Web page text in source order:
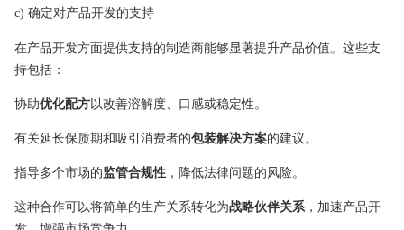
c) 确定对产品开发的支持
在产品开发方面提供支持的制造商能够显著提升产品价值。这些支
持包括：
协助优化配方以改善溶解度、口感或稳定性。
有关延长保质期和吸引消费者的包装解决方案的建议。
指导多个市场的监管合规性 ，降低法律问题的风险。
这种合作可以将简单的生产关系转化为战略伙伴关系 ，加速产品开